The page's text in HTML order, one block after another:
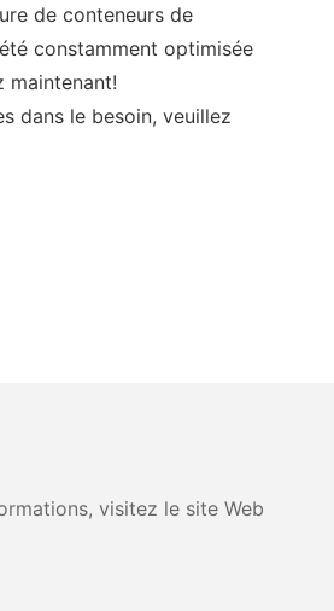
de conteneurs de
constamment optimisée
maintenant!
dans le besoin, veuillez
visitez le site Web